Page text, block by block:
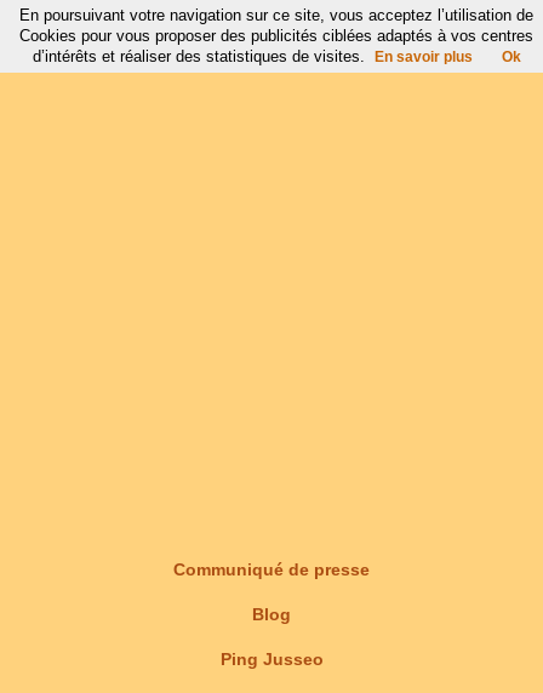
Communiqué de presse
Blog
Ping Jusseo
En poursuivant votre navigation sur ce site, vous acceptez l’utilisation de
Cookies pour vous proposer des publicités ciblées adaptés à vos centres
d’intérêts et réaliser des statistiques de visites.
En savoir plus Ok